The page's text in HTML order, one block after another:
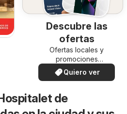
Descubre las
ofertas
Ofertas locales y
promociones
especiales.
Quiero ver
de